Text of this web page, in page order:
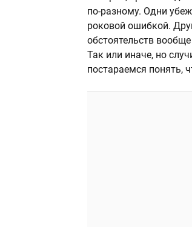
по-разному. Одни
роковой ошибкой.
обстоятельств
Так или иначе, но
постараемся понять,